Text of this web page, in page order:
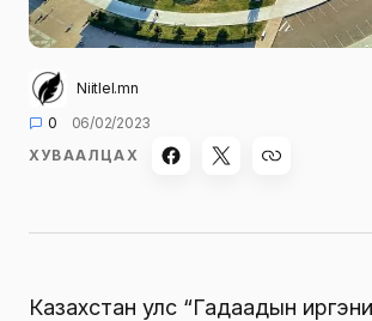
Niitlel.mn
0
06/02/2023
ХУВААЛЦАХ
Казахстан улс “Гадаадын